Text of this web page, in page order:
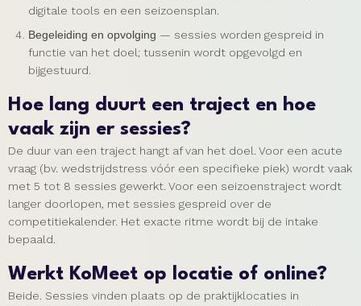
digitale tools en een seizoensplan.
Begeleiding en opvolging — sessies worden gespreid in
functie van het doel; tussenin wordt opgevolgd en
bijgestuurd.
Hoe lang duurt een traject en hoe
vaak zijn er sessies?
De duur van een traject hangt af van het doel. Voor een acute
vraag (bv. wedstrijdstress vóór een specifieke piek) wordt vaak
met 5 tot 8 sessies gewerkt. Voor een seizoenstraject wordt
langer doorlopen, met sessies gespreid over de
competitiekalender. Het exacte ritme wordt bij de intake
bepaald.
Werkt KoMeet op locatie of online?
Beide. Sessies vinden plaats op de praktijklocaties in